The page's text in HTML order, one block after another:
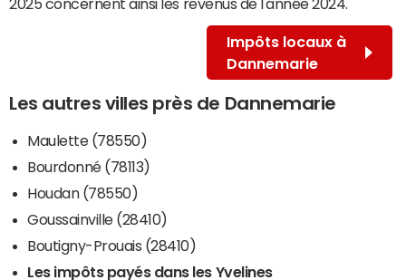
2025 concernent ainsi les revenus de l'année 2024.
Impôts locaux à
Dannemarie
Les autres villes près de Dannemarie
Maulette (78550)
Bourdonné (78113)
Houdan (78550)
Goussainville (28410)
Boutigny-Prouais (28410)
Les impôts payés dans les Yvelines